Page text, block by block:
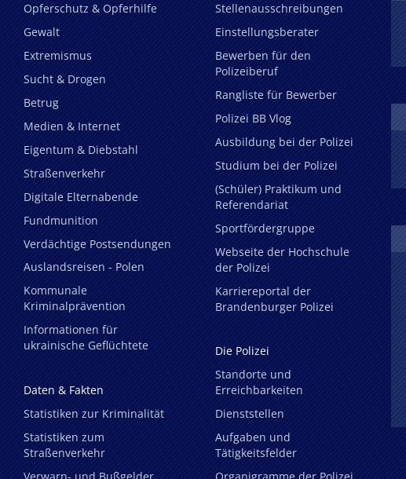
Opferschutz & Opferhilfe
Gewalt
Extremismus
Sucht & Drogen
Betrug
Medien & Internet
Eigentum & Diebstahl
Straßenverkehr
Digitale Elternabende
Fundmunition
Verdächtige Postsendungen
Auslandsreisen - Polen
Kommunale
Kriminalprävention
Informationen für
ukrainische Geflüchtete
Daten & Fakten
Statistiken zur Kriminalität
Statistiken zum
Straßenverkehr
Stellenausschreibungen
Einstellungsberater
Bewerben für den
Polizeiberuf
Rangliste für Bewerber
Polizei BB Vlog
Ausbildung bei der Polizei
Studium bei der Polizei
(Schüler) Praktikum und
Referendariat
Sportfördergruppe
Webseite der Hochschule
der Polizei
Karriereportal der
Brandenburger Polizei
Die Polizei
Standorte und
Erreichbarkeiten
Dienststellen
Aufgaben und
Tätigkeitsfelder